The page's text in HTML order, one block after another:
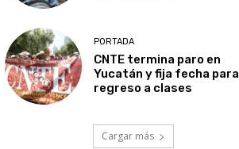
PORTADA
CNTE termina paro en
Yucatán y fija fecha para
regreso a clases
Cargar más